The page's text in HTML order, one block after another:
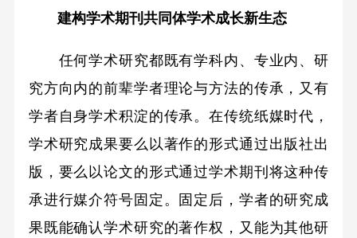
建构学术期刊共同体学术成长新生态
任何学术研究都既有学科内、专业内、研
究方向内的前辈学者理论与方法的传承，又有
学者自身学术积淀的传承。在传统纸媒时代，
学术研究成果要么以著作的形式通过出版社出
版，要么以论文的形式通过学术期刊将这种传
承进行媒介符号固定。固定后，学者的研究成
果既能确认学术研究的著作权，又能为其他研